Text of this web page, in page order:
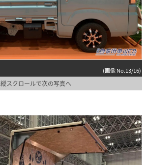
(画像 No.13/16)
縦スクロールで次の写真へ